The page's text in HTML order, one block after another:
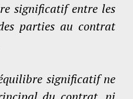
significatif entre les
parties au contrat
significatif ne